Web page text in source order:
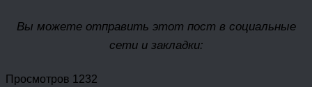
Вы можете отправить этот пост в социальные
сети и закладки:
Просмотров 1232